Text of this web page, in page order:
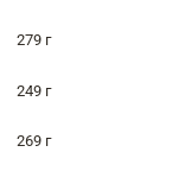
279 г
249 г
269 г